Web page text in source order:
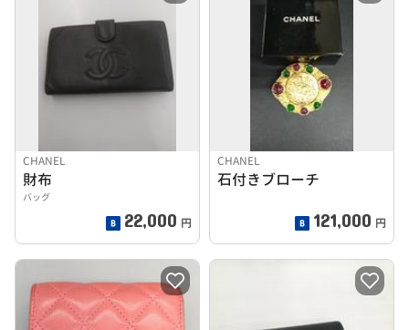
CHANEL
財布
バッグ
22,000 円
CHANEL
石付きブローチ
121,000 円